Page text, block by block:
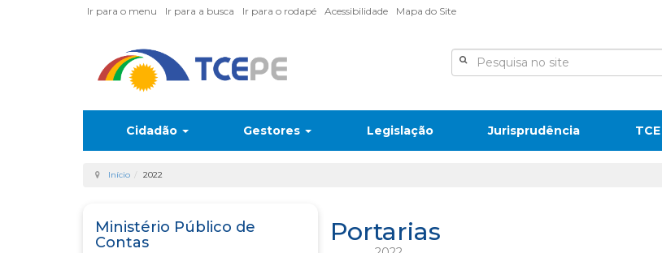
Ir para o menu Ir para a busca Ir para o rodapé Acessibilidade Mapa do Site
Cidadão Gestores Legislação Jurisprudência TCE
Início 2022
Ministério Público de
Contas
Portarias